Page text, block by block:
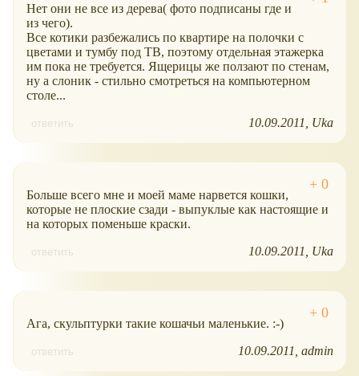
Нет они не все из дерева( фото подписаны где и
из чего).
Все котики разбежались по квартире на полочки с
цветами и тумбу под ТВ, поэтому отдельная этажерка
им пока не требуется. Ящерицы же ползают по стенам,
ну а слоник - стильно смотреться на компьютерном
столе...
ответить 10.09.2011 Uka
Больше всего мне и моей маме нарвется кошки,
которые не плоские сзади - выпуклые как настоящие и
на которых поменьше краски.
ответить 10.09.2011 Uka
Ага, скульптурки такие кошачьи маленькие. :-)
ответить 10.09.2011 admin